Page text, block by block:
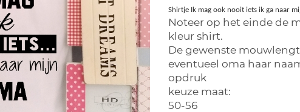
Shirtje Ik mag ook nooit iets ik ga naar
Noteer op het einde de
kleur shirt.
De gewenste
eventueel oma haar
opdruk
keuze maat:
50-56